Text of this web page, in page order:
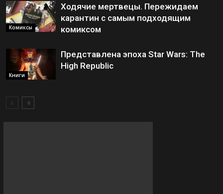
Комиксы
Ходячие мертвецы. Пережидаем
карантин с самым подходящим
комиксом
Книги
Представлена эпоха Star Wars: The
High Republic